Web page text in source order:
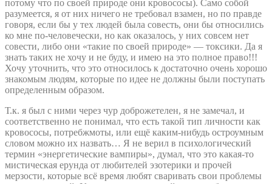
потому что по своей природе они кровососы). Само собой
разумеется, я от них ничего не требовал взамен, но по правде
говоря, если бы у тех людей была совесть, они бы относились
ко мне по-человечески, но как оказалось, у них совсем нет
совести, либо они «такие по своей природе» — токсики. Да я
знать таких не хочу и не буду, и имею на это полное право!!!
Хочу уточнить, что это относилось к достаточно очень хорошо
знакомым людям, которые по идее не должны были поступать
определенным образом.
Т.к. я был с ними через чур доброжетелен, я не замечал, и
соответственно не понимал, что есть такой тип личности как
кровососы, потребжмоты, или ещё каким-нибудь остроумным
словом можно их назвать… Я не верил в психологический
термин «энергетические вампиры», думал, что это какая-то
мистическая ерунда от любителей эзотерики и прочей
мерзости, которые всё время любят сваривать свои проблемы